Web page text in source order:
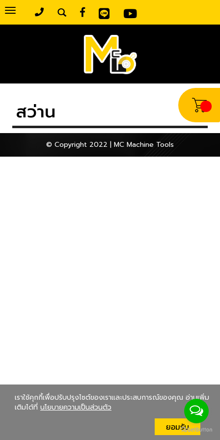
Toggle
navigation
สว่าน
© Copyright 2022 | MC Machine Tools
เราใช้คุกกี้เพื่อปรับปรุงไซต์ของเราและประสบการณ์ของคุณ อ่านเพิ่ม
เติมได้ที่ นโยบายความเป็นส่วนตัว
ยอมรับ